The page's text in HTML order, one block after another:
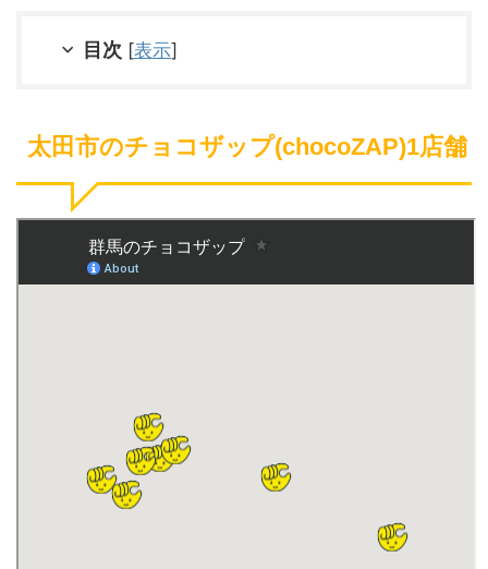
目次 [表示]
太田市のチョコザップ(chocoZAP)1店舗